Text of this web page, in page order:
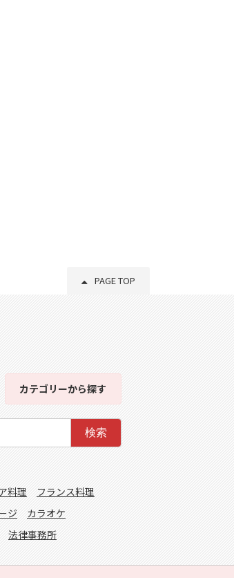
PAGE TOP
カテゴリーから探す
検索
料理
フランス料理
ジ
カラオケ
法律事務所